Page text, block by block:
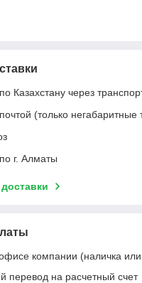
Казахстану через
(только негабаритные
г. Алматы
компании (наличка
перевод на расчетный счет